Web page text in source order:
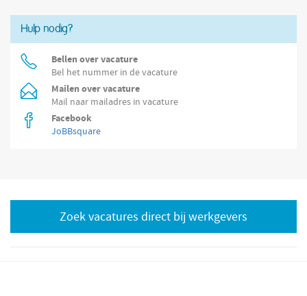
Hulp nodig?
Bellen over vacature
Bel het nummer in de vacature
Mailen over vacature
Mail naar mailadres in vacature
Facebook
JoBBsquare
Zoek vacatures direct bij werkgevers